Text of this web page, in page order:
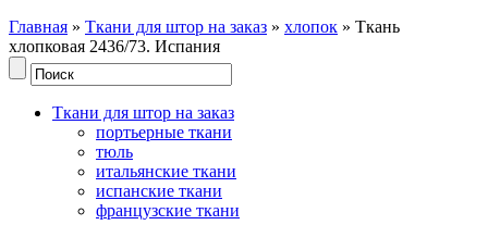
Главная » Ткани для штор на заказ » хлопок » Ткань
хлопковая 2436/73. Испания
Ткани для штор на заказ
портьерные ткани
тюль
итальянские ткани
испанские ткани
французские ткани